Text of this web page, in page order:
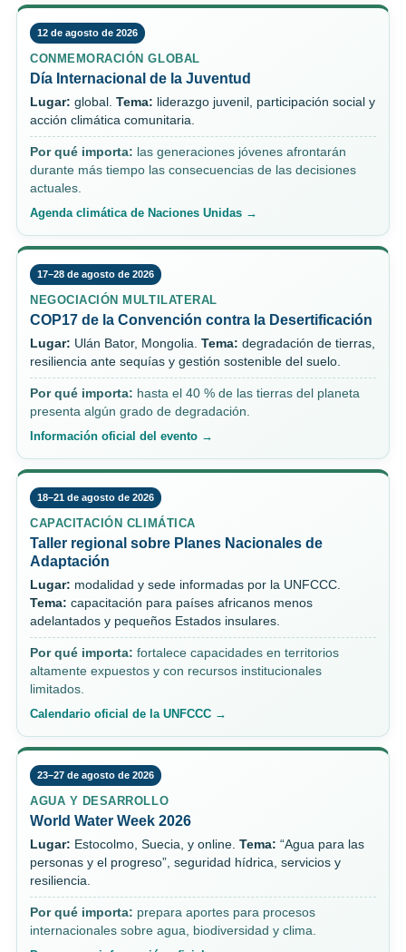
12 de agosto de 2026
CONMEMORACIÓN GLOBAL
Día Internacional de la Juventud
Lugar: global. Tema: liderazgo juvenil, participación social y
acción climática comunitaria.
Por qué importa: las generaciones jóvenes afrontarán
durante más tiempo las consecuencias de las decisiones
actuales.
Agenda climática de Naciones Unidas →
17–28 de agosto de 2026
NEGOCIACIÓN MULTILATERAL
COP17 de la Convención contra la Desertificación
Lugar: Ulán Bator, Mongolia. Tema: degradación de tierras,
resiliencia ante sequías y gestión sostenible del suelo.
Por qué importa: hasta el 40 % de las tierras del planeta
presenta algún grado de degradación.
Información oficial del evento →
18–21 de agosto de 2026
CAPACITACIÓN CLIMÁTICA
Taller regional sobre Planes Nacionales de
Adaptación
Lugar: modalidad y sede informadas por la UNFCCC.
Tema: capacitación para países africanos menos
adelantados y pequeños Estados insulares.
Por qué importa: fortalece capacidades en territorios
altamente expuestos y con recursos institucionales
limitados.
Calendario oficial de la UNFCCC →
23–27 de agosto de 2026
AGUA Y DESARROLLO
World Water Week 2026
Lugar: Estocolmo, Suecia, y online. Tema: “Agua para las
personas y el progreso”, seguridad hídrica, servicios y
resiliencia.
Por qué importa: prepara aportes para procesos
internacionales sobre agua, biodiversidad y clima.